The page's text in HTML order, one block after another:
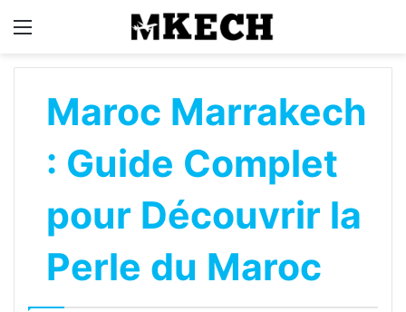
Maroc Marrakech
: Guide Complet
pour Découvrir la
Perle du Maroc